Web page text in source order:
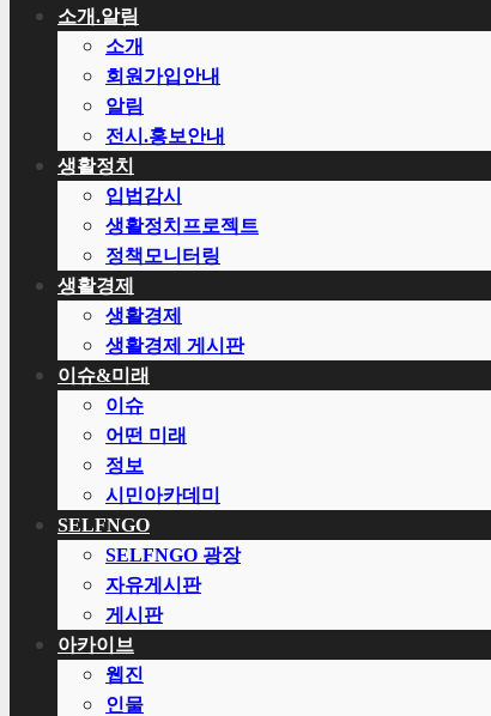
Menu소개.알림
소개
회원가입안내
알림
전시.홍보안내
생활정치
입법감시
생활정치프로젝트
정책모니터링
생활경제
생활경제
생활경제 게시판
이슈&미래
이슈
어떤 미래
정보
시민아카데미
SELFNGO
SELFNGO 광장
자유게시판
게시판
아카이브
웹진
인물